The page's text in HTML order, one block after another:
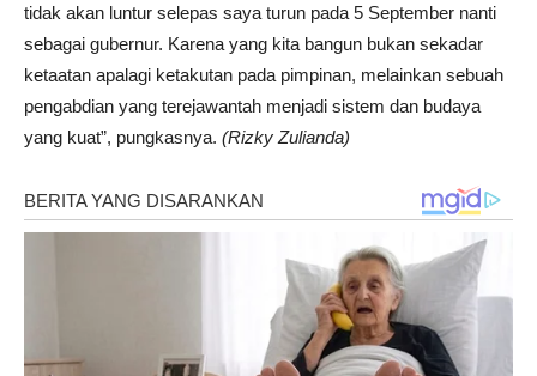
tidak akan luntur selepas saya turun pada 5 September nanti
sebagai gubernur. Karena yang kita bangun bukan sekadar
ketaatan apalagi ketakutan pada pimpinan, melainkan sebuah
pengabdian yang terejawantah menjadi sistem dan budaya
yang kuat”, pungkasnya. (Rizky Zulianda)